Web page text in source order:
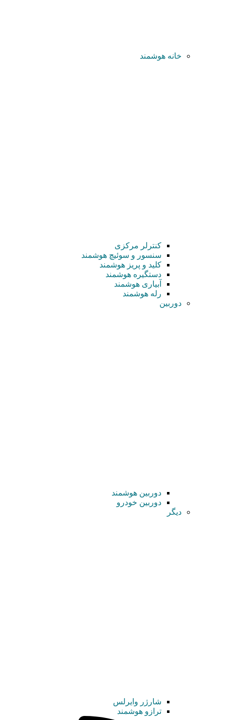
خانه هوشمند
کنترلر مرکزی
سنسور و سوئیچ هوشمند
کلید و پریز هوشمند
دستگیره هوشمند
آبیاری هوشمند
رله هوشمند
دوربین
دوربین هوشمند
دوربین خودرو
دیگر
شارژر وایرلس
ترازو هوشمند